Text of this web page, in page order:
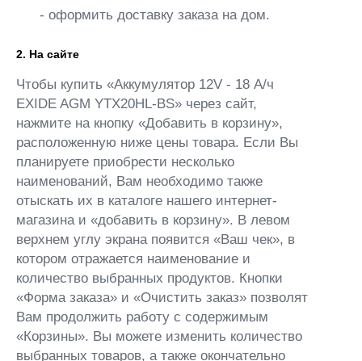
- оформить доставку заказа на дом.
2. На сайте
Чтобы купить «Аккумулятор 12V - 18 А/ч
EXIDE AGM YTX20HL-BS» через сайт,
нажмите на кнопку «Добавить в корзину»,
расположенную ниже цены товара. Если Вы
планируете приобрести несколько
наименований, Вам необходимо также
отыскать их в каталоге нашего интернет-
магазина и «добавить в корзину». В левом
верхнем углу экрана появится «Ваш чек», в
котором отражается наименование и
количество выбранных продуктов. Кнопки
«Форма заказа» и «Очистить заказ» позволят
Вам продолжить работу с содержимым
«Корзины». Вы можете изменить количество
выбранных товаров, а также окончательно